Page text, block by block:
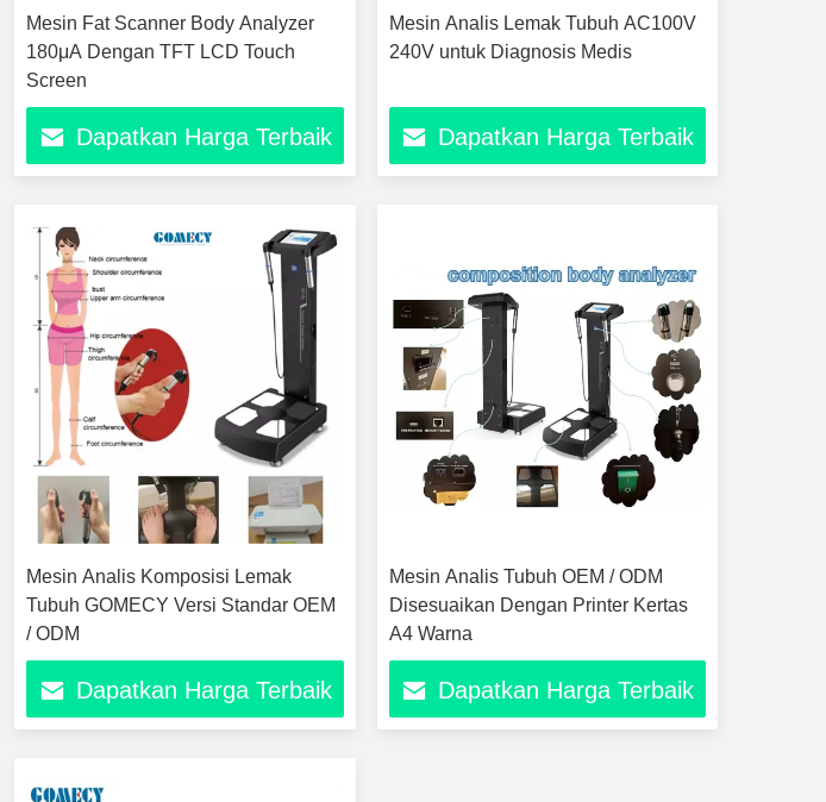
Mesin Fat Scanner Body Analyzer
180μA Dengan TFT LCD Touch
Screen
Dapatkan Harga Terbaik
Mesin Analis Lemak Tubuh AC100V
240V untuk Diagnosis Medis
Dapatkan Harga Terbaik
Mesin Analis Komposisi Lemak
Tubuh GOMECY Versi Standar OEM
/ ODM
Dapatkan Harga Terbaik
Mesin Analis Tubuh OEM / ODM
Disesuaikan Dengan Printer Kertas
A4 Warna
Dapatkan Harga Terbaik